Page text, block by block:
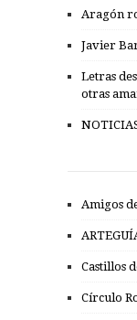
Aragón
Javier
Letras
otras
Amigos
Castillos
Círculo